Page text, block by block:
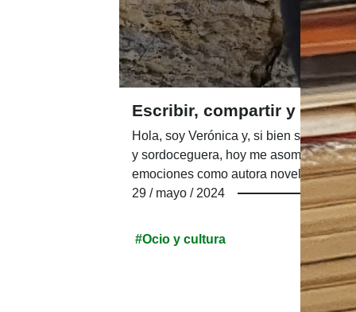
Escribir, compartir y
Hola, soy Verónica y, si bien soy
y sordoceguera, hoy me asomo a este
emociones como autora novel de una
29 / mayo / 2024
#Ocio y cultura